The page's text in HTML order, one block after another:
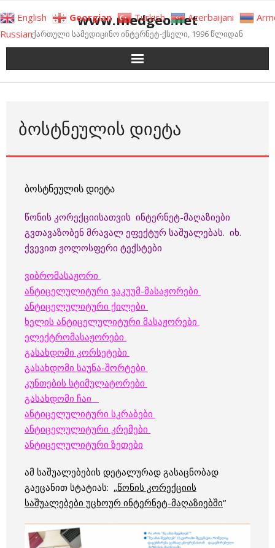
to
content
www.medgeo.net
ქართული სამედიცინო ინტერნეტ-ქსელი, 1996 წლიდან
ᲑᲝᲡᲢᲜᲔᲣᲚᲘᲡ ᲓᲘᲔᲢᲐ
ბოსტნეულის დიეტა
წონის კორექციისათვის ინტერნეტ-მაღაზიები
გვთავაზობენ მრავალ ეფექტურ საშუალებას. იხ.
ქვევით ჟოლოსფერი ტექსტები
ვიბრომასაჟორი
ანტიცელულიტური ვაკუუმ-მასაჟორები
ანტიცელულიტური ქილები
ხელის ანტიცელულიტური მასაჟორები
ელექტრომასაჟორები
გასახდომი კორსეტები
გასახდომი საუნა-შორტები
კუნთების სტიმულატორები
გასახდომი ჩაი
ანტიცელულიტური სკრაბები
ანტიცელულიტური კრემები
ანტიცელულიტური ზეთები
ამ საშუალებების დეტალურად გასაცნობად
გაეცანით სტატიას: „წონის კორექციის
საშუალებები უცხოურ ინტერნეტ-მაღაზიებში“
English Georgian Turkish Azerbaijani
Russian